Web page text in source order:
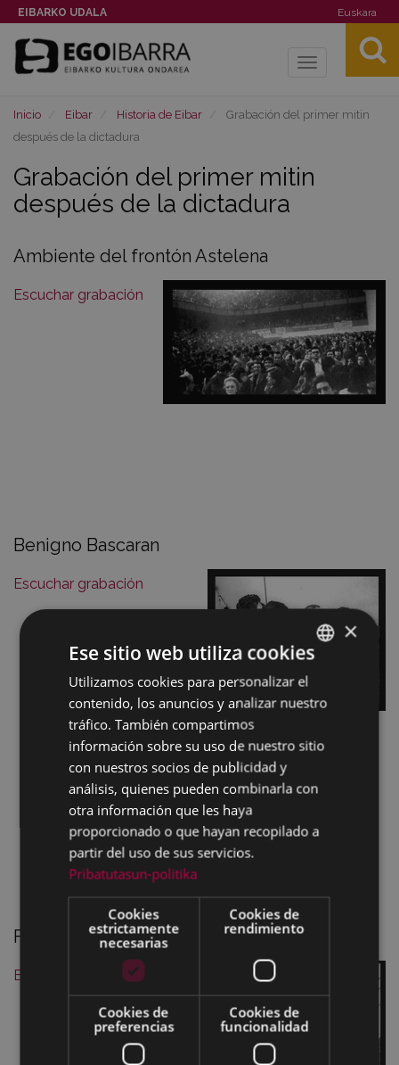
EIBARKO UDALA Euskara
Toggle
Inicio Eibar Historia de Eibar
Grabación del primer mitin
después de la dictadura
Grabación del primer mitin
después de la dictadura
Ambiente del frontón Astelena
Escuchar grabación
Benigno Bascaran
Escuchar grabación
Felipe González
Escuchar grabación
BASQUE
SPANISH
×
Ese sitio web utiliza cookies
Utilizamos cookies para personalizar el
contenido, los anuncios y analizar nuestro
tráfico. También compartimos
información sobre su uso de nuestro sitio
con nuestros socios de publicidad y
análisis, quienes pueden combinarla con
otra información que les haya
proporcionado o que hayan recopilado a
partir del uso de sus servicios.
Pribatutasun-politika
Cookies
estrictamente
necesarias
Cookies de
rendimiento
Cookies de
preferencias
Cookies de
funcionalidad